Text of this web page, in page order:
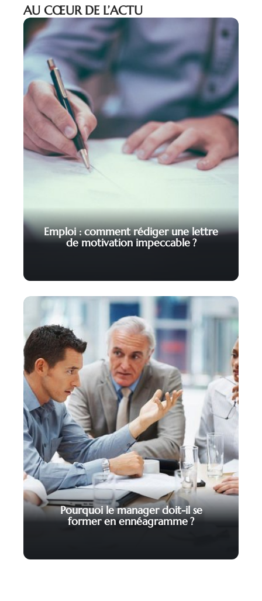
AU CŒUR DE L’ACTU
Emploi : comment rédiger une lettre
de motivation impeccable ?
Pourquoi le manager doit-il se
former en ennéagramme ?